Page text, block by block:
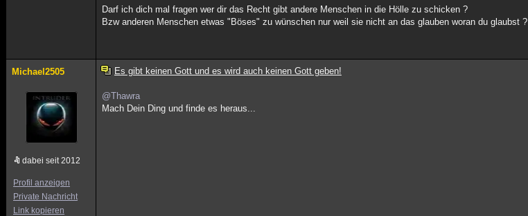
Darf ich dich mal fragen wer dir das Recht gibt andere Menschen in die Hölle zu schicken ?
Bzw anderen Menschen etwas "Böses" zu wünschen nur weil sie nicht an das glauben woran du glaubst ?
Michael2505
dabei seit 2012
Profil anzeigen
Private Nachricht
Link kopieren
Es gibt keinen Gott und es wird auch keinen Gott geben!
@Thawra
Mach Dein Ding und finde es heraus...